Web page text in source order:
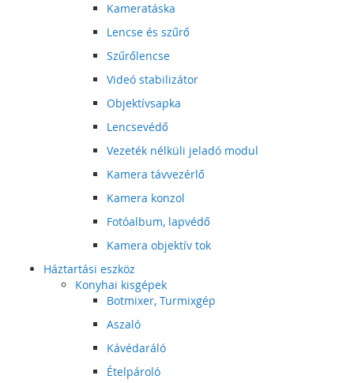
Kameratáska
Lencse és szűrő
Szűrőlencse
Videó stabilizátor
Objektívsapka
Lencsevédő
Vezeték nélküli jeladó modul
Kamera távvezérlő
Kamera konzol
Fotóalbum, lapvédő
Kamera objektív tok
Háztartási eszköz
Konyhai kisgépek
Botmixer, Turmixgép
Aszaló
Kávédaráló
Ételpároló